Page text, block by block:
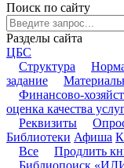
Поиск по сайту
Разделы сайта
ЦБС
Структура
задание
Финансово-
оценка качества
Реквизиты
Библиотеки Афиша
Все
Продлить